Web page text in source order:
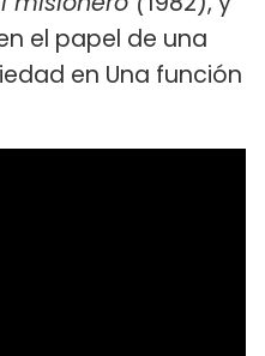
el papel de una
en Una función